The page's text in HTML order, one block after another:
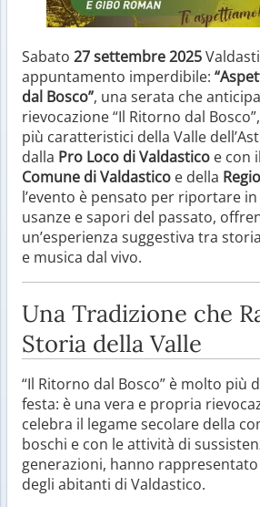
Sabato 27 settembre 2025
appuntamento imperdibile:
dal Bosco”, una serata che
rievocazione “Il Ritorno dal
più caratteristici della Valle
dalla Pro Loco di Valdastico e con
Comune di Valdastico e della
l’evento è pensato per riportare
usanze e sapori del passato,
un’esperienza suggestiva tra
e musica dal vivo.
Una Tradizione che
Storia della Valle
“Il Ritorno dal Bosco” è molto più
festa: è una vera e propria
celebra il legame secolare della
boschi e con le attività di
generazioni, hanno
degli abitanti di Valdastico.